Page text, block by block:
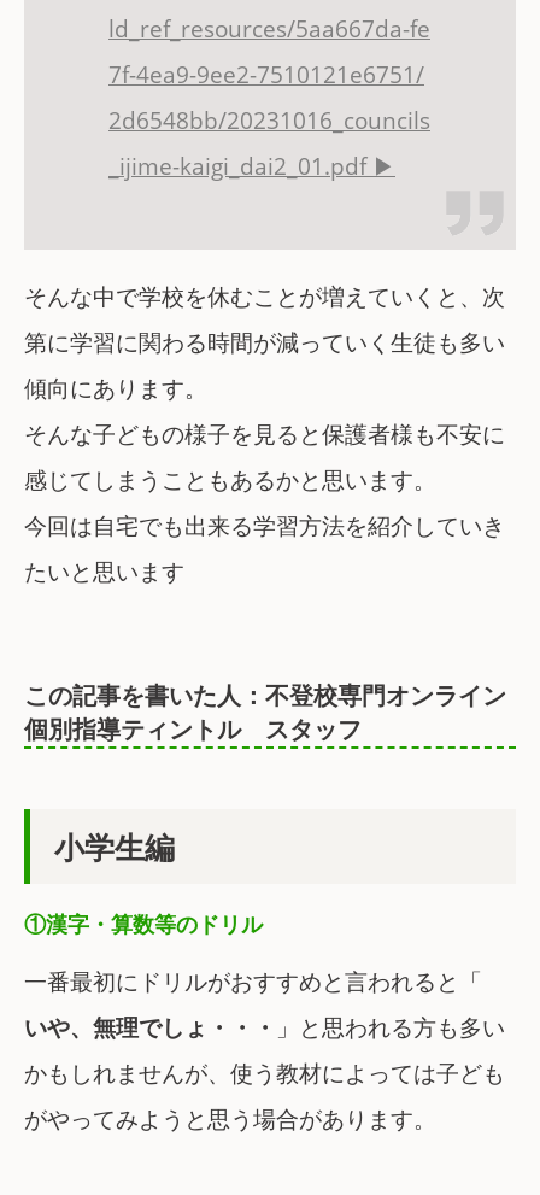
ld_ref_resources/5aa667da-fe
7f-4ea9-9ee2-7510121e6751/
2d6548bb/20231016_councils
_ijime-kaigi_dai2_01.pdf
そんな中で学校を休むことが増えていくと、次
第に学習に関わる時間が減っていく生徒も多い
傾向にあります。
そんな子どもの様子を見ると保護者様も不安に
感じてしまうこともあるかと思います。
今回は自宅でも出来る学習方法を紹介していき
たいと思います
この記事を書いた人：不登校専門オンライン
個別指導ティントル スタッフ
小学生編
①漢字・算数等のドリル
一番最初にドリルがおすすめと言われると「
いや、無理でしょ・・・ 」と思われる方も多い
かもしれませんが、使う教材によっては子ども
がやってみようと思う場合があります。